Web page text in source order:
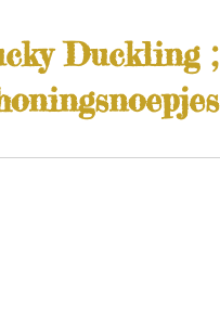
Duckling ;